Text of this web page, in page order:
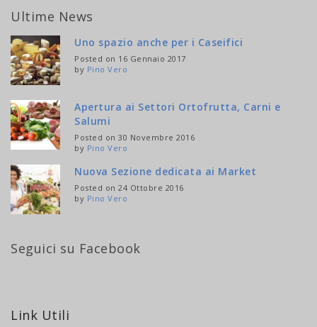
Ultime News
Uno spazio anche per i Caseifici
Posted on 16 Gennaio 2017
by Pino Vero
Apertura ai Settori Ortofrutta, Carni e
Salumi
Posted on 30 Novembre 2016
by Pino Vero
Nuova Sezione dedicata ai Market
Posted on 24 Ottobre 2016
by Pino Vero
Seguici su Facebook
Link Utili